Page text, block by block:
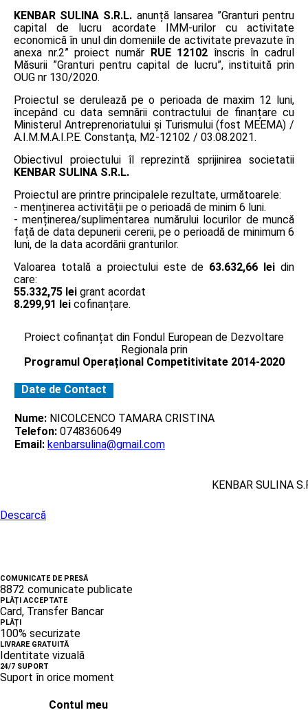
KENBAR SULINA S.R.L. anunță lansarea ”Granturi pentru
capital de lucru acordate IMM-urilor cu activitate
economică în unul din domeniile de activitate prevazute în
anexa nr.2” proiect număr RUE 12102 înscris în cadrul
Măsurii ”Granturi pentru capital de lucru”, instituită prin
OUG nr 130/2020.
Proiectul se derulează pe o perioada de maxim 12 luni,
începând cu data semnării contractului de finanțare cu
Ministerul Antreprenoriatului și Turismului (fost MEEMA) /
A.I.M.M.A.I.P.E. Constanţa, M2-12102 / 03.08.2021.
Obiectivul proiectului îl reprezintă sprijinirea societatii
KENBAR SULINA S.R.L.
Proiectul are printre principalele rezultate, următoarele:
- menținerea activității pe o perioadă de minim 6 luni.
- menținerea/suplimentarea numărului locurilor de muncă
față de data depunerii cererii, pe o perioadă de minimum 6
luni, de la data acordării granturilor.
Valoarea totală a proiectului este de 63.632,66 lei din
care:
55.332,75 lei grant acordat
8.299,91 lei cofinanțare.
Proiect cofinanțat din Fondul European de Dezvoltare
Regionala prin
Programul Operațional Competitivitate 2014-2020
Date de Contact
Nume: NICOLCENCO TAMARA CRISTINA
Telefon: 0748360649
Email: kenbarsulina@gmail.com
KENBAR SULINA
Descarcă
COMUNICATE DE PRESĂ
8872 comunicate publicate
PLĂȚI ACCEPTATE
Card, Transfer Bancar
PLĂȚI
100% securizate
LIVRARE GRATUITĂ
Identitate vizuală
24/7 SUPORT
Suport în orice moment
Contul meu